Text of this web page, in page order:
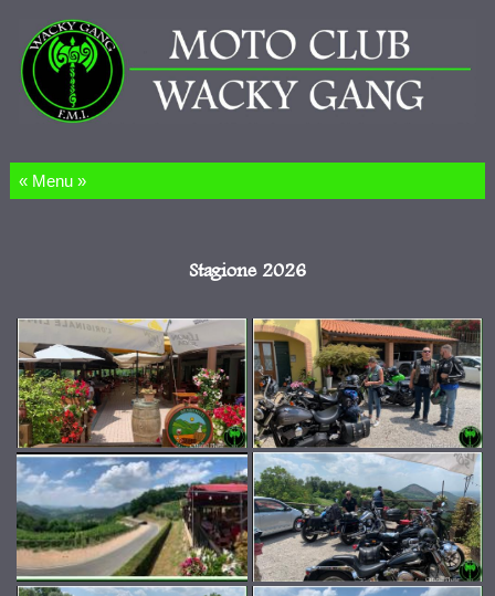
Salta al contenuto
Stagione 2026